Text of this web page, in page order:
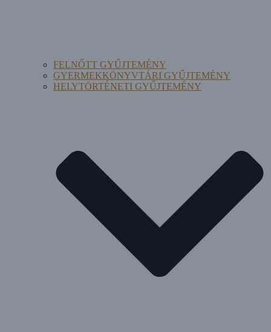
FELNŐTT GYŰJTEMÉNY
GYERMEKKÖNYVTÁRI GYŰJTEMÉNY
HELYTÖRTÉNETI GYŰJTEMÉNY